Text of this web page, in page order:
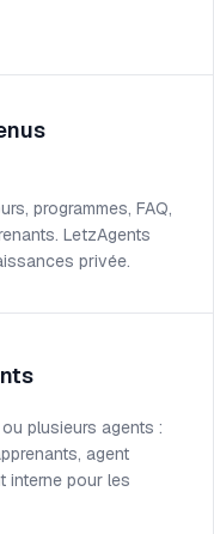
programmes, FAQ,
LetzAgents
privée.
plusieurs agents :
agent
interne pour les